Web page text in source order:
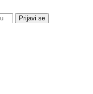
Prijavi se